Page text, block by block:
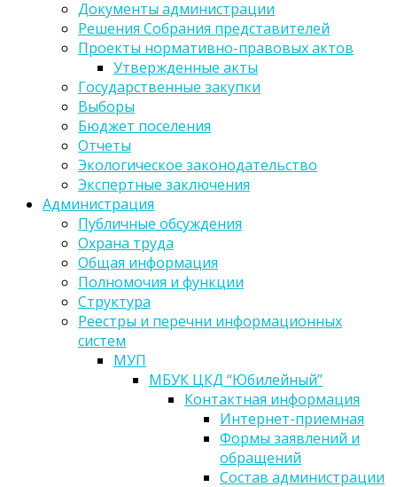
Документы администрации
Решения Собрания представителей
Проекты нормативно-правовых актов
Утвержденные акты
Государственные закупки
Выборы
Бюджет поселения
Отчеты
Экологическое законодательство
Экспертные заключения
Администрация
Публичные обсуждения
Охрана труда
Общая информация
Полномочия и функции
Структура
Реестры и перечни информационных
систем
МУП
МБУК ЦКД “Юбилейный”
Контактная информация
Интернет-приемная
Формы заявлений и
обращений
Состав администрации